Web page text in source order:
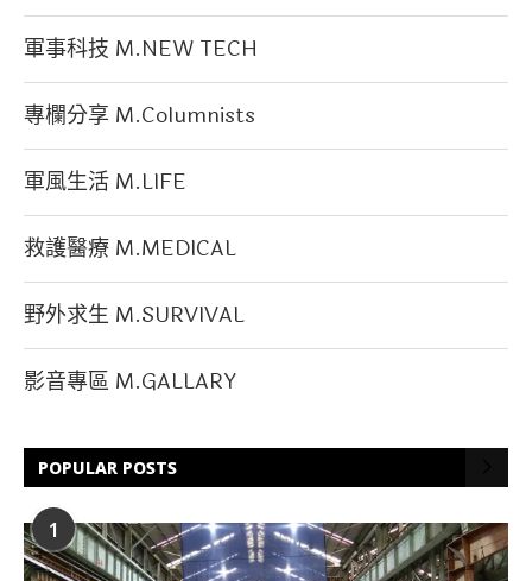
軍事科技 M.NEW TECH
專欄分享 M.Columnists
軍風生活 M.LIFE
救護醫療 M.MEDICAL
野外求生 M.SURVIVAL
影音專區 M.GALLARY
POPULAR POSTS
1